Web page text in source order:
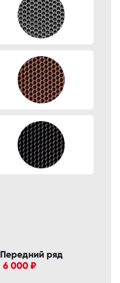
Передний ряд
6 000 ₽